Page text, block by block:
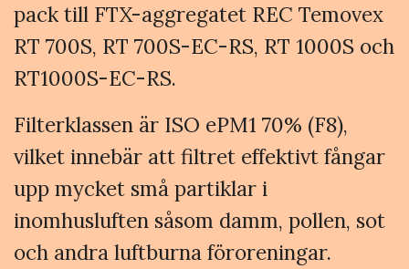
pack till FTX-aggregatet REC Temovex
RT 700S, RT 700S-EC-RS, RT 1000S och
RT1000S-EC-RS.
Filterklassen är ISO ePM1 70% (F8),
vilket innebär att filtret effektivt fångar
upp mycket små partiklar i
inomhusluften såsom damm, pollen, sot
och andra luftburna föroreningar.